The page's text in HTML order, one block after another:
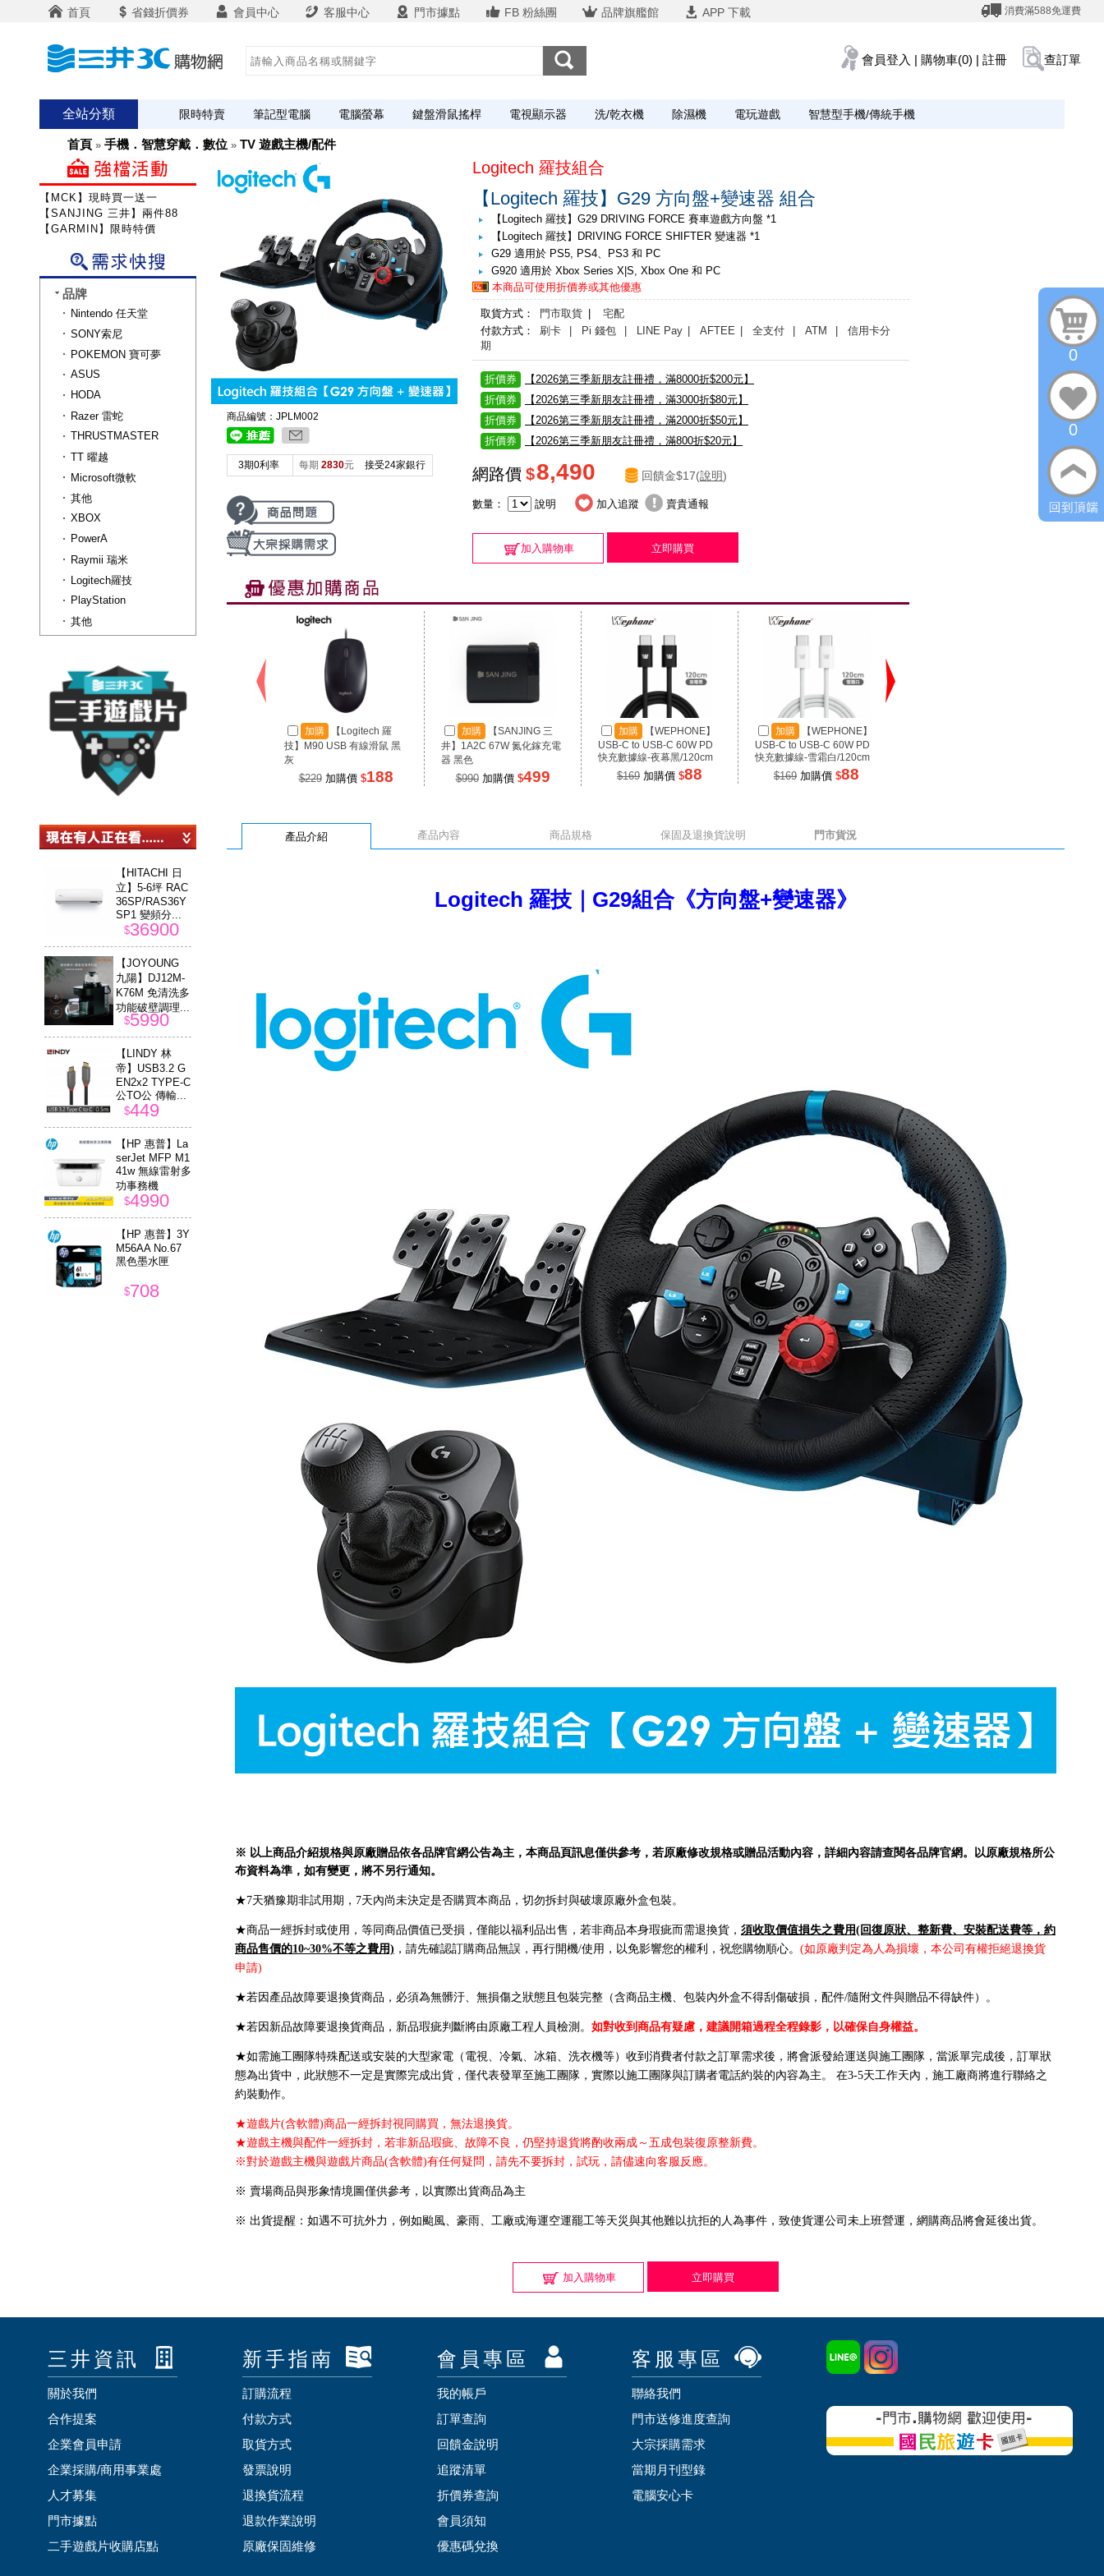
首頁 省錢折價券 會員中心 客服中心 門市據點 FB 粉絲團 品牌旗艦館 APP 下載 消費滿588免運費
會員登入 | 購物車(0) | 註冊 查訂單
全站分類 限時特賣 筆記型電腦 電腦螢幕 鍵盤滑鼠搖桿 電視顯示器 洗/乾衣機 除濕機 電玩遊戲 智慧型手機/傳統手機
首頁 » 手機．智慧穿戴．數位 » TV 遊戲主機/配件
商品編號：JPLM002
3期0利率 每期 2830元 接受24家銀行
Logitech 羅技組合
【Logitech 羅技】G29 方向盤+變速器 組合
【Logitech 羅技】G29 DRIVING FORCE 賽車遊戲方向盤 *1
【Logitech 羅技】DRIVING FORCE SHIFTER 變速器 *1
G29 適用於 PS5, PS4、PS3 和 PC
G920 適用於 Xbox Series X|S, Xbox One 和 PC
本商品可使用折價券或其他優惠
取貨方式： 門市取貨
宅配
付款方式：
刷卡 | Pi 錢包 | LINE Pay | AFTEE | 全支付 | ATM
| 信用卡分
期
折價券
【2026第三季新朋友註冊禮，滿8000折$200元】
折價券
【2026第三季新朋友註冊禮，滿3000折$80元】
折價券
【2026第三季新朋友註冊禮，滿2000折$50元】
折價券
【2026第三季新朋友註冊禮，滿800折$20元】
網路價 $8,490 回饋金$17(說明)
數量： 說明 加入追蹤 賣貴通報
加入購物車 立即購買
加購
【Logitech 羅
技】M90 USB 有線滑鼠 黑
灰
$229加購價 $188
加購
【SANJING 三
井】1A2C 67W 氮化鎵充電
器 黑色
$990加購價 $499
加購
【WEPHONE】
USB-C to USB-C 60W PD
快充數據線-夜幕黑/120cm
$169 加購價 $88
加購
【WEPHONE】
USB-C to USB-C 60W PD
快充數據線-雪霜白/120cm
$169 加購價 $88
產品介紹 產品內容 商品規格 保固及退換貨說明 門市貨況
Logitech 羅技｜G29組合《方向盤+變速器》
※ 以上商品介紹規格與原廠贈品依各品牌官網公告為主，本商品頁訊息僅供參考，若原廠修改規格或贈品活動內容，詳細內容請查閱各品牌官網。以原廠規格所公
布資料為準，如有變更，將不另行通知。
★7天猶豫期非試用期，7天內尚未決定是否購買本商品，切勿拆封與破壞原廠外盒包裝。
★商品一經拆封或使用，等同商品價值已受損，僅能以福利品出售，若非商品本身瑕疵而需退換貨， 須收取價值損失之費用(回復原狀、整新費、安裝配送費等，約
商品售價的10~30%不等之費用) ，請先確認訂購商品無誤，再行開機/使用，以免影響您的權利，祝您購物順心。 (如原廠判定為人為損壞，本公司有權拒絕退換貨
申請)
★若因產品故障要退換貨商品，必須為無髒汙、無損傷之狀態且包裝完整（含商品主機、包裝內外盒不得刮傷破損，配件/隨附文件與贈品不得缺件）。
★若因新品故障要退換貨商品，新品瑕疵判斷將由原廠工程人員檢測。 如對收到商品有疑慮，建議開箱過程全程錄影，以確保自身權益。
★如需施工團隊特殊配送或安裝的大型家電（電視、冷氣、冰箱、洗衣機等）收到消費者付款之訂單需求後，將會派發給運送與施工團隊，當派單完成後，訂單狀
態為出貨中，此狀態不一定是實際完成出貨，僅代表發單至施工團隊，實際以施工團隊與訂購者電話約裝的內容為主。 在3-5天工作天內，施工廠商將進行聯絡之
約裝動作。
★遊戲片(含軟體)商品一經拆封視同購買，無法退換貨。
★遊戲主機與配件一經拆封，若非新品瑕疵、故障不良，仍堅持退貨將酌收兩成～五成包裝復原整新費。
※對於遊戲主機與遊戲片商品(含軟體)有任何疑問，請先不要拆封，試玩，請儘速向客服反應。
※ 賣場商品與形象情境圖僅供參考，以實際出貨商品為主
※ 出貨提醒：如遇不可抗外力，例如颱風、豪雨、工廠或海運空運罷工等天災與其他難以抗拒的人為事件，致使貨運公司未上班營運，網購商品將會延後出貨。
加入購物車 立即購買
【MCK】現時買一送一
【SANJING 三井】兩件88折
【GARMIN】限時特價
品牌
Nintendo 任天堂
SONY索尼
POKEMON 寶可夢
ASUS
HODA
Razer 雷蛇
THRUSTMASTER
TT 曜越
Microsoft微軟
其他
XBOX
PowerA
Raymii 瑞米
Logitech羅技
PlayStation
其他
【HITACHI 日
立】5-6坪 RAC
36SP/RAS36Y
SP1 變頻分...
$36900
【JOYOUNG
九陽】DJ12M-
K76M 免清洗多
功能破壁調理...
$5990
【LINDY 林
帝】USB3.2 G
EN2x2 TYPE-C
公TO公 傳輸...
$449
【HP 惠普】La
serJet MFP M1
41w 無線雷射多
功事務機
$4990
【HP 惠普】3Y
M56AA No.67
黑色墨水匣
$708
三井資訊
關於我們
合作提案
企業會員申請
企業採購/商用事業處
人才募集
門市據點
二手遊戲片收購店點
新手指南
訂購流程
付款方式
取貨方式
發票說明
退換貨流程
退款作業說明
原廠保固維修
會員專區
我的帳戶
訂單查詢
回饋金說明
追蹤清單
折價券查詢
會員須知
優惠碼兌換
客服專區
聯絡我們
門市送修進度查詢
大宗採購需求
當期月刊型錄
電腦安心卡
0
0